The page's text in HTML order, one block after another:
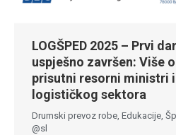
LOGŠPED 2025 – Prvi
uspješno završen: Više
prisutni resorni ministri
logističkog sektora
Drumski prevoz robe, Edukacije,
@sl